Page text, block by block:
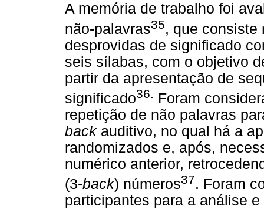
A memória de trabalho foi
não-palavras35, que consiste
desprovidas de significado
seis sílabas, com o objetivo
partir da apresentação de
significado36. Foram
repetição de não palavras
backauditivo, no qual há a
randomizados e, após,
numérico anterior,
(3-back) números37. Foram
participantes para a análise